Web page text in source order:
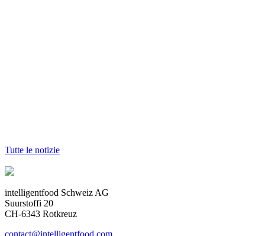
Tutte le notizie
intelligentfood Schweiz AG
Suurstoffi 20
CH-6343 Rotkreuz